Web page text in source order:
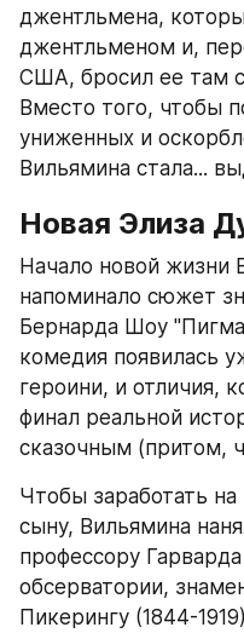
джентльмена,
джентльменом и,
США, бросил ее там
Вместо того, чтобы
униженных и
Вильямина стала...
Новая Элиза
Начало новой жизни
напоминало сюжет
Бернарда Шоу
комедия появилась
героини, и отличия,
финал реальной
сказочным (притом,
Чтобы заработать
сыну, Вильямина
профессору
обсерватории,
Пикерингу (1844-